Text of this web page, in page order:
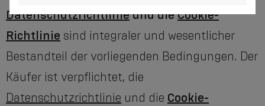
Datenschutzrichtlinie und dieCookie-
Richtlinie sind integraler und wesentlicher
Bestandteil der vorliegenden Bedingungen. Der
Käufer ist verpflichtet, die
Datenschutzrichtlinie und die Cookie-